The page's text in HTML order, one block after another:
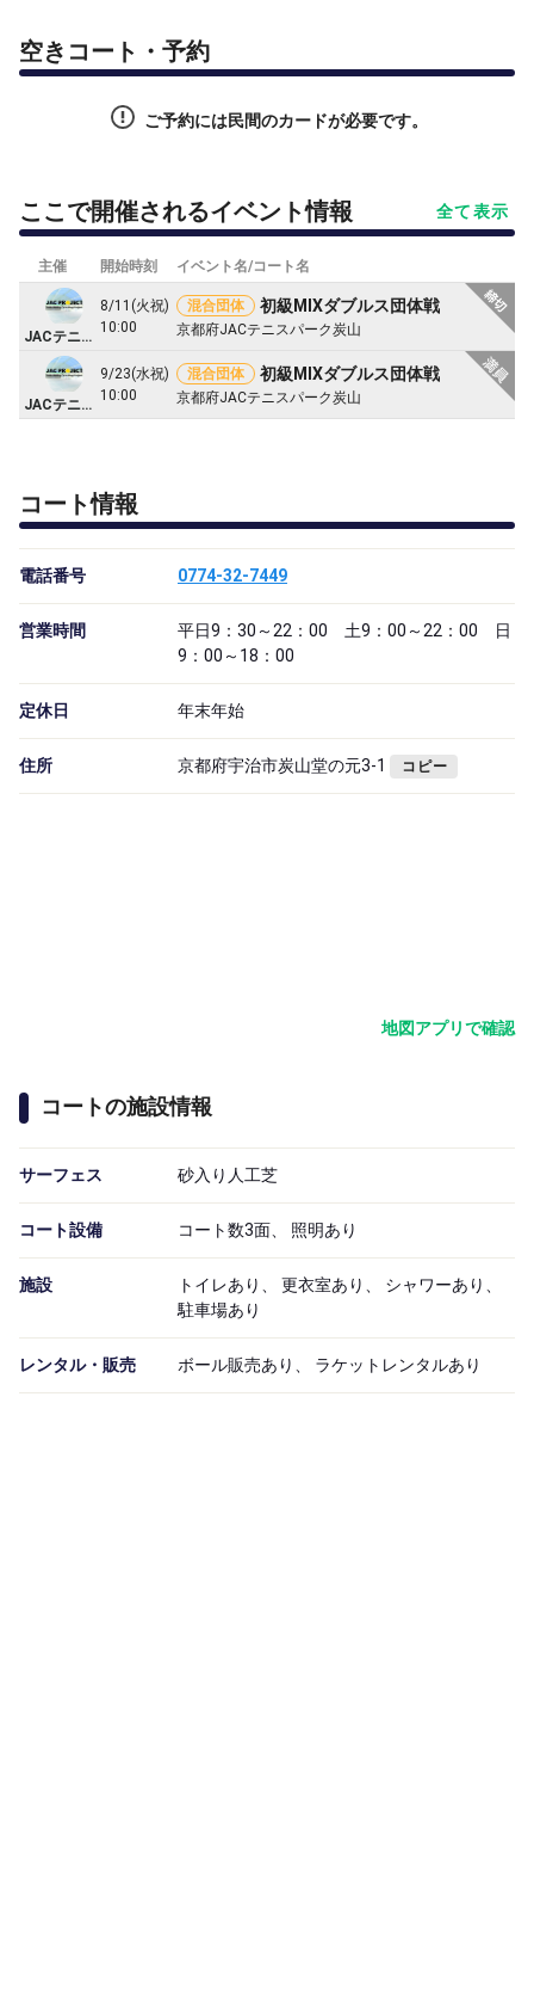
空きコート・予約
ご予約には民間のカードが必要です。
ここで開催されるイベント情報 全て表示
主催 開始時刻 イベント名/コート名
JACテニスパーク炭山
8/11(火祝)
10:00
混合団体 初級MIXダブルス団体戦
京都府JACテニスパーク炭山
JACテニスパーク炭山
9/23(水祝)
10:00
混合団体 初級MIXダブルス団体戦
京都府JACテニスパーク炭山
コート情報
電話番号 0774-32-7449
営業時間
平日9：30～22：00 土9：00～22：00 日
9：00～18：00
定休日 年末年始
住所 京都府宇治市炭山堂の元3-1 コピー
地図アプリで確認
コートの施設情報
サーフェス 砂入り人工芝
コート設備 コート数3面、 照明あり
施設
トイレあり、 更衣室あり、 シャワーあり、
駐車場あり
レンタル・販売 ボール販売あり、 ラケットレンタルあり